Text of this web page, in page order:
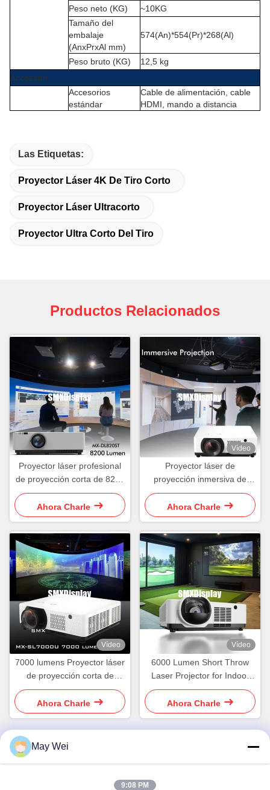
Peso neto (KG)
~10KG
Tamaño del
embalaje
(AnxPrxAl mm)
574(An)*554(Pr)*268(Al)
Peso bruto (KG)
12,5 kg
Accesorio
Accesorios
estándar
Cable de alimentación, cable
HDMI, mando a distancia
Las Etiquetas:
Proyector Láser 4K De Tiro Corto
Proyector Láser Ultracorto
Proyector Ultra Corto Del Tiro
Productos Relacionados
Proyector láser profesional
de proyección corta de 8200
lúmenes de alto brillo
Ahora Charle
Vídeo
Proyector láser de
proyección inmersiva de
7500 lumen
Ahora Charle
Vídeo
7000 lumens Proyector láser
de proyección corta de
espacio grande Construido
en altavoz de 16W
Ahora Charle
Vídeo
6000 Lumen Short Throw
Laser Projector for Indoor
Golf Simulator Experience
Ahora Charle
May Wei
9:08 PM